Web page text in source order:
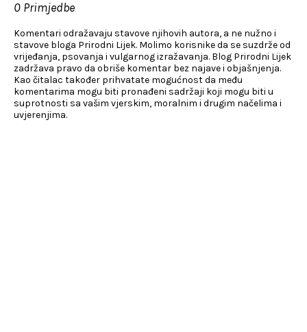
0 Primjedbe
Komentari odražavaju stavove njihovih autora, a ne nužno i
stavove bloga Prirodni Lijek. Molimo korisnike da se suzdrže od
vrijeđanja, psovanja i vulgarnog izražavanja. Blog Prirodni Lijek
zadržava pravo da obriše komentar bez najave i objašnjenja.
Kao čitalac također prihvatate mogućnost da među
komentarima mogu biti pronađeni sadržaji koji mogu biti u
suprotnosti sa vašim vjerskim, moralnim i drugim načelima i
uvjerenjima.